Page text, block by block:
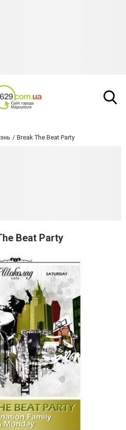
Break The Beat Party
Beat Party